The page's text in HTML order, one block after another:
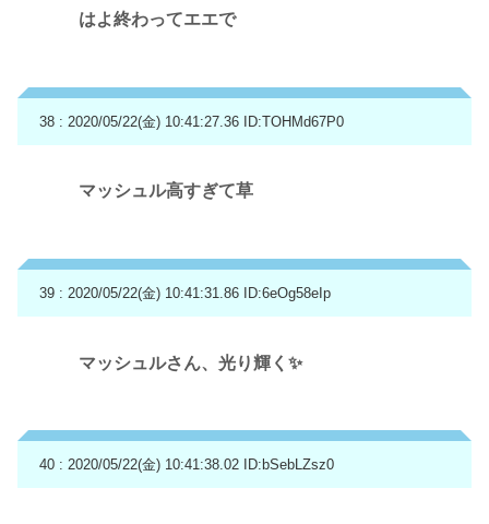
はよ終わってエエで
38 : 2020/05/22(金) 10:41:27.36 ID:TOHMd67P0
マッシュル高すぎて草
39 : 2020/05/22(金) 10:41:31.86 ID:6eOg58eIp
マッシュルさん、光り輝く✨
40 : 2020/05/22(金) 10:41:38.02 ID:bSebLZsz0